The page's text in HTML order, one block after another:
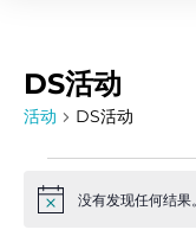
您可以提供帮助
加入我们
DS活动
活动 DS活动
Notice 没有发现任何结果。